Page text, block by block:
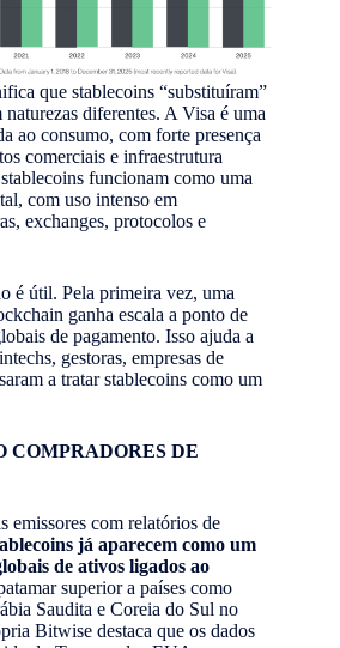
que stablecoins “substituíram”
diferentes. A Visa é uma
ao consumo, com forte presença
comerciais e infraestrutura
funcionam como uma
com uso intenso em
exchanges, protocolos e
é útil. Pela primeira vez, uma
ganha escala a ponto de
de pagamento. Isso ajuda a
gestoras, empresas de
a tratar stablecoins como um
COMPRADORES DE
emissores com relatórios de
já aparecem como um
de ativos ligados ao
superior a países como
Saudita e Coreia do Sul no
Bitwise destaca que os dados